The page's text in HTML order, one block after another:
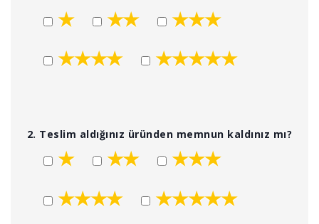
★ ★★
★★★
★★★★
★★★★★
2. Teslim aldığınız üründen memnun kaldınız mı?
★ ★★
★★★
★★★★
★★★★★